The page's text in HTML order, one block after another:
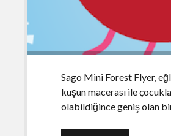
Sago Mini Forest Flyer,
kuşun macerası ile
olabildiğince geniş olan